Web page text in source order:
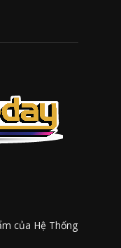
của Hệ Thống